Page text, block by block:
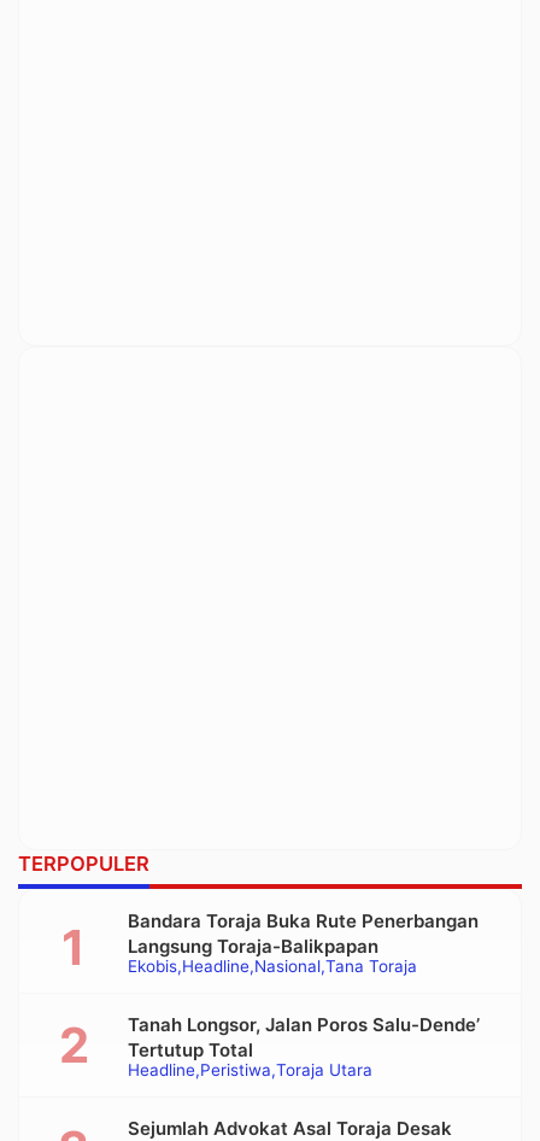
TERPOPULER
Ekobis Headline Nasional Tana Toraja
Bandara Toraja Buka Rute Penerbangan
Langsung Toraja-Balikpapan
Headline Peristiwa Toraja Utara
Tanah Longsor, Jalan Poros Salu-Dende’
Tertutup Total
Sejumlah Advokat Asal Toraja Desak